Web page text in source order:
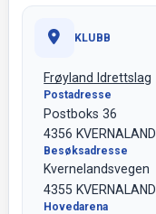
KLUBB
Frøyland Idrettslag
Postadresse
Postboks 36
4356 KVERNALAND
Besøksadresse
Kvernelandsvegen
4355 KVERNALAND
Hovedarena